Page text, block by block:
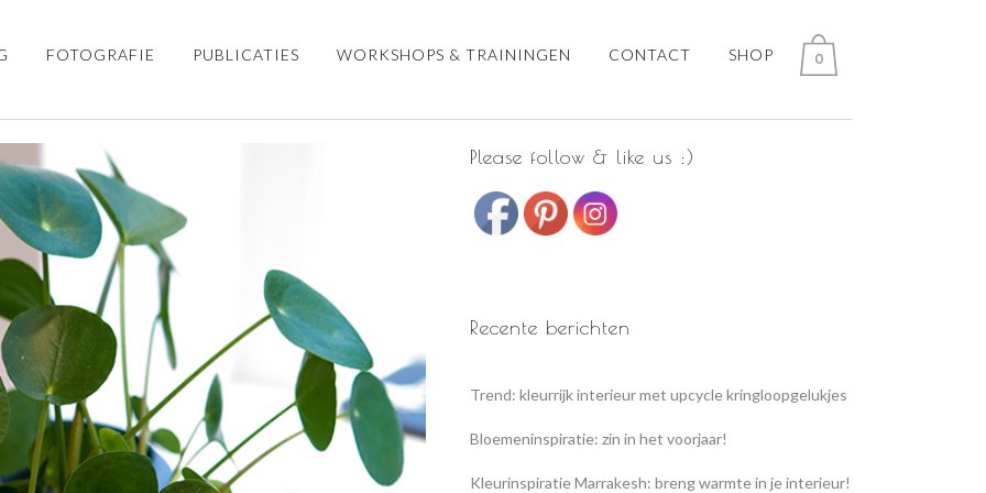
0
FOTOGRAFIE PUBLICATIES WORKSHOPS & TRAININGEN CONTACT SHOP
Please follow & like us :)
Recente berichten
Trend: kleurrijk interieur met upcycle kringloopgelukjes
Bloemeninspiratie: zin in het voorjaar!
Kleurinspiratie Marrakesh: breng warmte in je interieur!